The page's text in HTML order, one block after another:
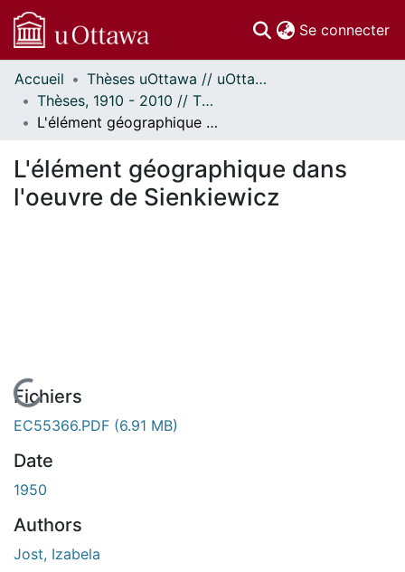
Se connecter
Communautés
et collections
Parcourir
À propos
Accueil
Thèses uOttawa // uOttawa Theses
Thèses, 1910 - 2010 // Theses, 1910 - 2010
L'élément géographique dans l'oeuvre de Sienkiewicz
L'élément géographique dans
l'oeuvre de Sienkiewicz
En cours de chargement...
Fichiers
EC55366.PDF (6.91 MB)
Date
1950
Authors
Jost, Izabela